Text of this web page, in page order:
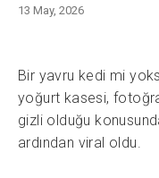
13 May, 2026
Bir yavru kedi mi
yoğurt kasesi,
gizli olduğu
ardından viral oldu.